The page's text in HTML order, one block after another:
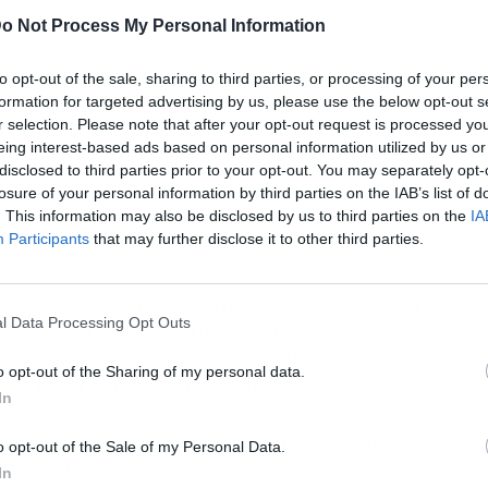
Not Process My Personal Information
opt-out of the sale, sharing to third parties, or processing of your
for targeted advertising by us, please use the below opt-out
selection. Please note that after your opt-out request is processed
interest-based ads based on personal information utilized by us
to third parties prior to your opt-out. You may separately
of your personal information by third parties on the IAB’s list of
This information may also be disclosed by us to third parties on the
Participants that may further disclose it to other third parties.
Data Processing Opt Outs
opt-out of the Sharing of my personal data.
opt-out of the Sale of my Personal Data.
la característica principal de aprovechar al
grandes aberturas, sin los obstáculos o
con bisagra convencional. Al mismo tiempo,
natural a cualquier recinto.
mediante la fabricación e instalación de
gama de modelos de aluminio y